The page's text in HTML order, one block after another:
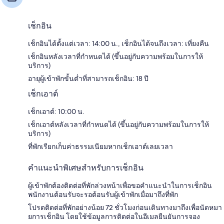
เช็กอิน
เช็กอินได้ตั้งแต่เวลา: 14:00 น., เช็กอินได้จนถึงเวลา: เที่ยงคืน
เช็กอินหลังเวลาที่กำหนดได้ (ขึ้นอยู่กับความพร้อมในการให้
บริการ)
อายุผู้เข้าพักขั้นต่ำที่สามารถเช็กอิน: 18 ปี
เช็กเอาต์
เช็กเอาต์: 10:00 น.
เช็กเอาต์หลังเวลาที่กำหนดได้ (ขึ้นอยู่กับความพร้อมในการให้
บริการ)
ที่พักเรียกเก็บค่าธรรมเนียมหากเช็กเอาต์เลยเวลา
คำแนะนำพิเศษสำหรับการเช็กอิน
ผู้เข้าพักต้องติดต่อที่พักล่วงหน้าเพื่อขอคำแนะนำในการเช็กอิน
พนักงานต้อนรับจะรอต้อนรับผู้เข้าพักเมื่อมาถึงที่พัก
โปรดติดต่อที่พักอย่างน้อย 72 ชั่วโมงก่อนเดินทางมาถึงเพื่อนัดหมา
ยการเช็กอิน โดยใช้ข้อมูลการติดต่อในอีเมลยืนยันการจอง